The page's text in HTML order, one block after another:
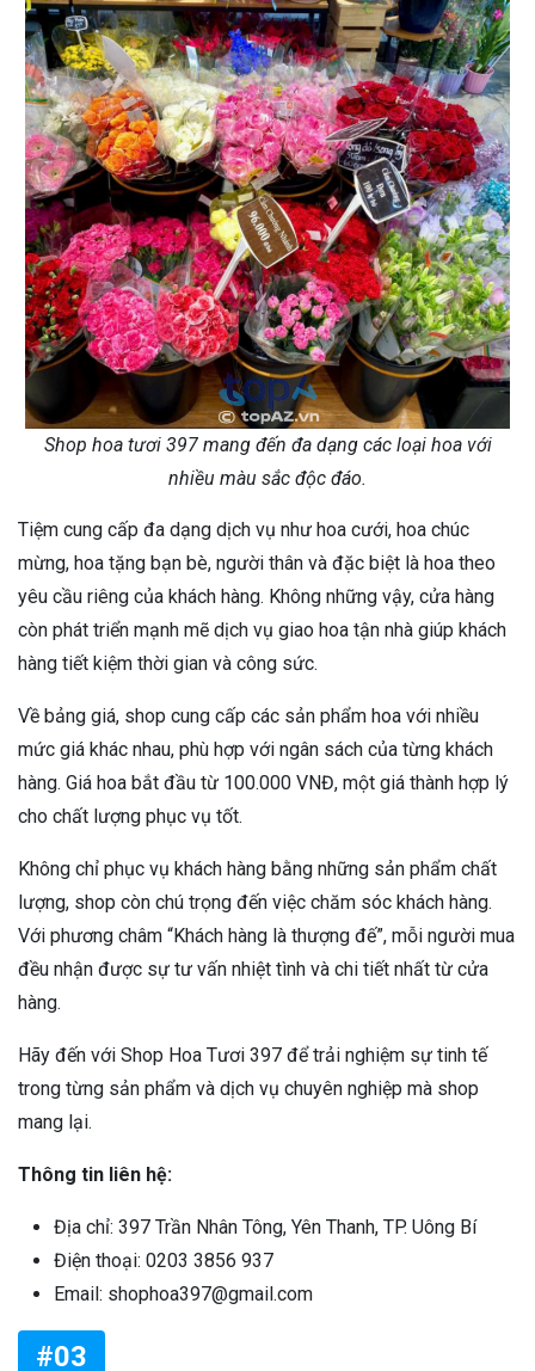
Shop hoa tươi 397 mang đến đa dạng các loại hoa với
nhiều màu sắc độc đáo.
Tiệm cung cấp đa dạng dịch vụ như hoa cưới, hoa chúc
mừng, hoa tặng bạn bè, người thân và đặc biệt là hoa theo
yêu cầu riêng của khách hàng. Không những vậy, cửa hàng
còn phát triển mạnh mẽ dịch vụ giao hoa tận nhà giúp khách
hàng tiết kiệm thời gian và công sức.
Về bảng giá, shop cung cấp các sản phẩm hoa với nhiều
mức giá khác nhau, phù hợp với ngân sách của từng khách
hàng. Giá hoa bắt đầu từ 100.000 VNĐ, một giá thành hợp lý
cho chất lượng phục vụ tốt.
Không chỉ phục vụ khách hàng bằng những sản phẩm chất
lượng, shop còn chú trọng đến việc chăm sóc khách hàng.
Với phương châm “Khách hàng là thượng đế”, mỗi người mua
đều nhận được sự tư vấn nhiệt tình và chi tiết nhất từ cửa
hàng.
Hãy đến với Shop Hoa Tươi 397 để trải nghiệm sự tinh tế
trong từng sản phẩm và dịch vụ chuyên nghiệp mà shop
mang lại.
Thông tin liên hệ:
Địa chỉ: 397 Trần Nhân Tông, Yên Thanh, TP. Uông Bí
Điện thoại: 0203 3856 937
Email: shophoa397@gmail.com
#03